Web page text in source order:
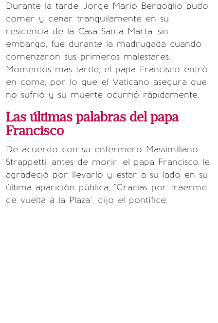
Durante la tarde, Jorge Mario Bergoglio pudo
comer y cenar tranquilamente en su
residencia de la Casa Santa Marta, sin
embargo, fue durante la madrugada cuando
comenzaron sus primeros malestares.
Momentos más tarde, el papa Francisco entró
en coma, por lo que el Vaticano asegura que
no sufrió y su muerte ocurrió rápidamente.
Las últimas palabras del papa
Francisco
De acuerdo con su enfermero Massimiliano
Strappetti, antes de morir, el papa Francisco le
agradeció por llevarlo y estar a su lado en su
última aparición pública, "Gracias por traerme
de vuelta a la Plaza", dijo el pontífice.